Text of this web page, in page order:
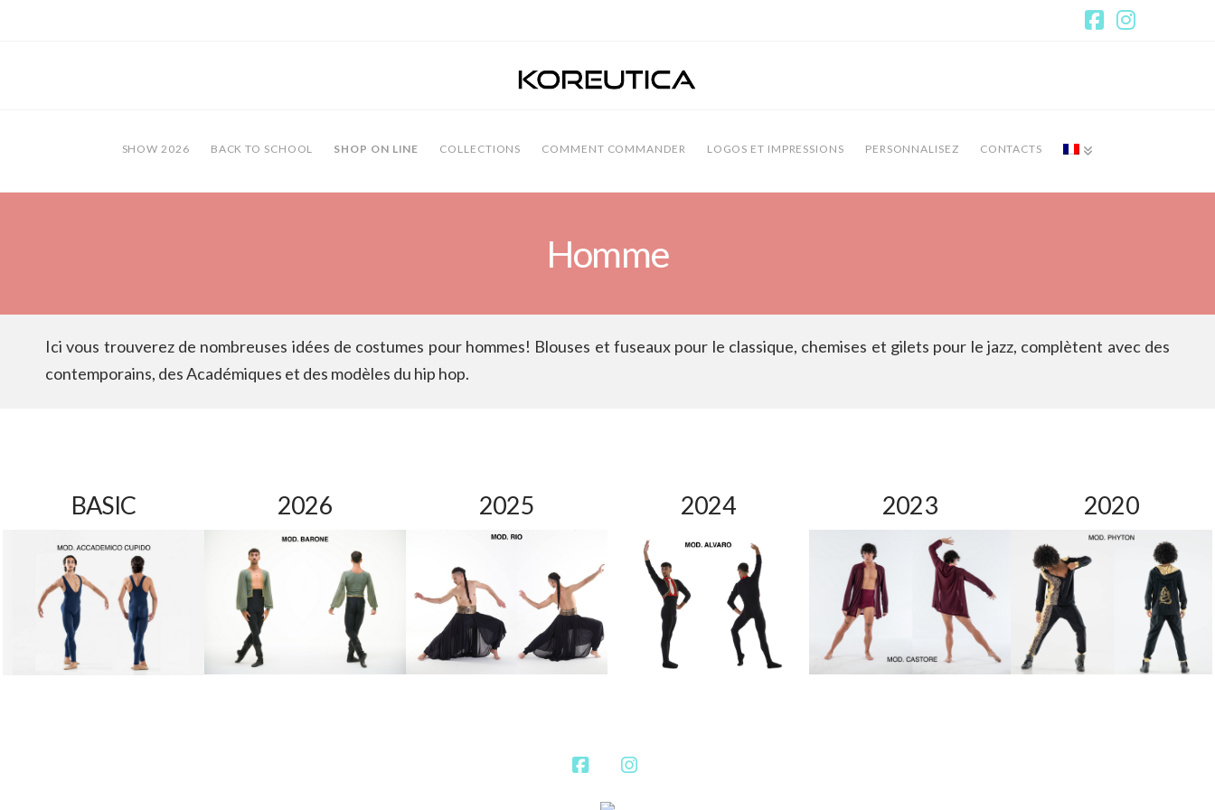
SHOW 2026 BACK TO SCHOOL SHOP ON LINE COLLECTIONS COMMENT COMMANDER LOGOS ET IMPRESSIONS PERSONNALISEZ CONTACTS
Homme
Ici vous trouverez de nombreuses idées de costumes pour hommes! Blouses et fuseaux pour le classique, chemises et gilets pour le jazz, complètent avec des
contemporains, des Académiques et des modèles du hip hop.
BASIC 2026 2025 2024 2023 2020